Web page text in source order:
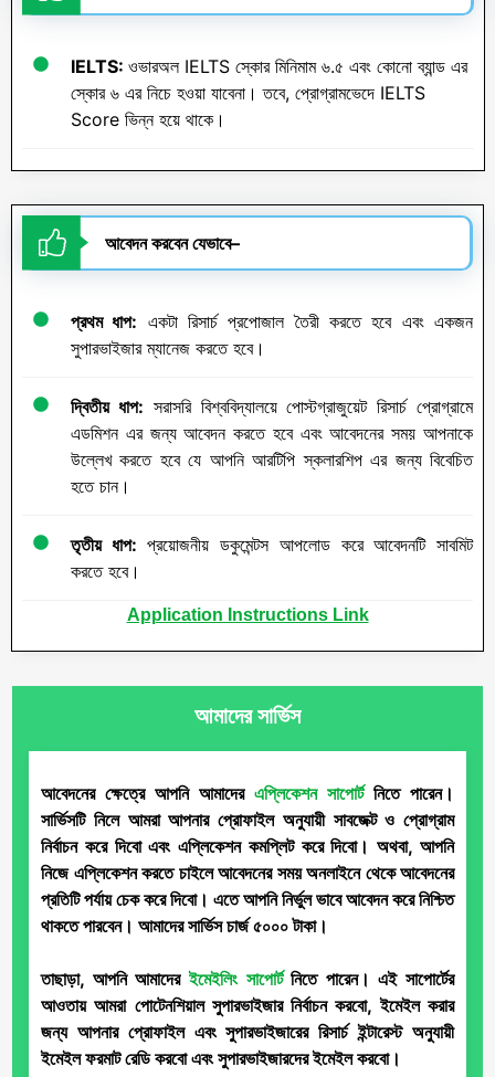
IELTS: ওভারঅল IELTS স্কোর মিনিমাম ৬.৫ এবং কোনো ব্যান্ড এর
স্কোর ৬ এর নিচে হওয়া যাবেনা। তবে, প্রোগ্রামভেদে IELTS
Score ভিন্ন হয়ে থাকে।
আবেদন করবেন যেভাবে–
প্রথম ধাপ: একটা রিসার্চ প্রপোজাল তৈরী করতে হবে এবং একজন
সুপারভাইজার ম্যানেজ করতে হবে।
দ্বিতীয় ধাপ: সরাসরি বিশ্ববিদ্যালয়ে পোস্টগ্রাজুয়েট রিসার্চ প্রোগ্রামে
এডমিশন এর জন্য আবেদন করতে হবে এবং আবেদনের সময় আপনাকে
উল্লেখ করতে হবে যে আপনি আরটিপি স্কলারশিপ এর জন্য বিবেচিত
হতে চান।
তৃতীয় ধাপ: প্রয়োজনীয় ডকুমেন্টস আপলোড করে আবেদনটি সাবমিট
করতে হবে।
Application Instructions Link
আমাদেরসার্ভিস
আবেদনের ক্ষেত্রে আপনি আমাদের এপ্লিকেশন সাপোর্টনিতে পারেন।
সার্ভিসটি নিলে আমরা আপনার প্রোফাইল অনুযায়ী সাবজেক্ট ও প্রোগ্রাম
নির্বাচন করে দিবো এবং এপ্লিকেশন কমপ্লিট করে দিবো। অথবা, আপনি
নিজে এপ্লিকেশন করতে চাইলে আবেদনের সময় অনলাইনে থেকে আবেদনের
প্রতিটি পর্যায় চেক করে দিবো। এতে আপনি নির্ভুল ভাবে আবেদন করে নিশ্চিত
থাকতে পারবেন। আমাদের সার্ভিস চার্জ ৫০০০ টাকা।
তাছাড়া, আপনি আমাদেরইমেইলিং সাপোর্টনিতে পারেন। এই সাপোর্টের
আওতায় আমরা পোটেনশিয়াল সুপারভাইজার নির্বাচন করবো, ইমেইল করার
জন্য আপনার প্রোফাইল এবং সুপারভাইজারের রিসার্চ ইন্টারেস্ট অনুযায়ী
ইমেইল ফরমাট রেডি করবো এবং সুপারভাইজারদের ইমেইল করবো।